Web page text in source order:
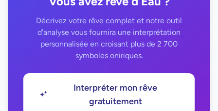
Décrivez votre rêve complet et notre outil
d'analyse vous fournira une interprétation
personnalisée en croisant plus de 2 700
symboles oniriques.
Interpréter mon rêve
gratuitement